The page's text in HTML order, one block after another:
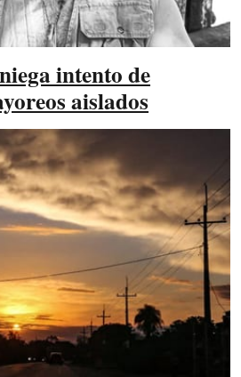
intento de
aislados